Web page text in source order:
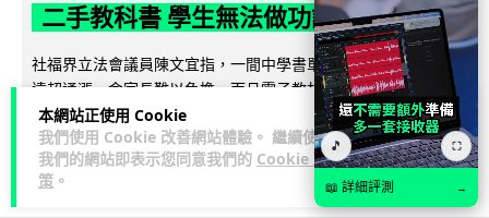
本網站正使用 Cookie
我們使用 Cookie 改善網站體驗。 繼續使用
我們的網站即表示您同意我們的 Cookie 政
策 。
二手教科書 學生無法做功課
社福界立法會議員陳文宜指，一間中學書單價錢按年加 14.7%
遠超通漲，令家長難以負擔。而且電子教材啟動碼這項設計，
令學生無法完成功課，二手...
948 374↗ 分享
🎵 ⛶
📖 詳細評測 →